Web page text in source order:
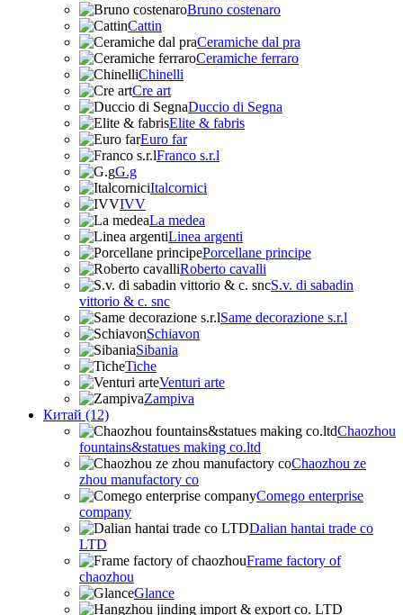
Bruno costenaro
Cattin
Ceramiche dal pra
Ceramiche ferraro
Chinelli
Cre art
Duccio di Segna
Elite & fabris
Euro far
Franco s.r.l
G.g
Italcornici
IVV
La medea
Linea argenti
Porcellane principe
Roberto cavalli
S.v. di sabadin
vittorio & c. snc
Same decorazione s.r.l
Schiavon
Sibania
Tiche
Venturi arte
Zampiva
Китай (12)
Chaozhou
fountains&statues making co.ltd
Chaozhou ze
zhou manufactory co
Comego enterprise
company
Dalian hantai trade co
LTD
Frame factory of
chaozhou
Glance